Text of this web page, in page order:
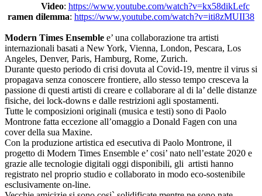
Video: https://www.youtube.com/watch?v=kx58dikLefc
ramen dilemma: https://www.youtube.com/watch?v=iti8zMUII38
Modern Times Ensemble e’ una collaborazione tra artisti
internazionali basati a New York, Vienna, London, Pescara, Los
Angeles, Denver, Paris, Hamburg, Rome, Zurich.
Durante questo periodo di crisi dovuta al Covid-19, mentre il virus si
propagava senza conoscere frontiere, allo stesso tempo cresceva la
passione di questi artisti di creare e collaborare al di la’ delle distanze
fisiche, dei lock-downs e dalle restrizioni agli spostamenti.
Tutte le composizioni originali (musica e testi) sono di Paolo
Montrone fatta eccezione all’omaggio a Donald Fagen con una
cover della sua Maxine.
Con la produzione artistica ed esecutiva di Paolo Montrone, il
progetto di Modern Times Ensemble e’ cosi’ nato nell’estate 2020 e
grazie alle tecnologie digitali oggi disponibili, gli artisti hanno
registrato nel proprio studio e collaborato in modo eco-sostenibile
esclusivamente on-line.